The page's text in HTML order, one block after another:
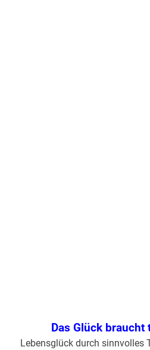
Das Glück braucht
Lebensglück durch sinnvolles